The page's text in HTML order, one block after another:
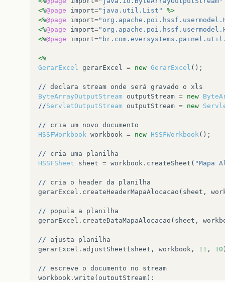
<%@page import="java.util.List"
%>
<%@page import=
<%@page import=
<%@page import=
<%
GerarExcel
gerarExcel = new GerarExcel ();
// declara stream onde será gravado o
xls
ByteArrayOutputStream outputStream = new
//ServletOutputStream outputStream = new
// cria um novo documento
HSSFWorkbook workbook = new HSSFWorkbook ();
// cria uma
planilha
HSSFSheet
sheet = workbook . createSheet ( "Mapa
// cria o header da
planilha
gerarExcel . createHeaderMapaAlocacao ( sheet ,
// popula a
planilha
gerarExcel . createDataMapaAlocacao ( sheet ,
// ajusta
planilha
gerarExcel . adjustSheet ( sheet , workbook , 11 , 10
// escreve o documento no
stream
workbook . write ( outputStream);